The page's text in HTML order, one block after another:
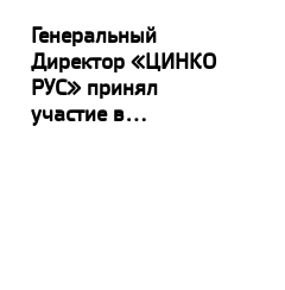
Генеральный
Директор «ЦИНКО
РУС» принял
участие в...